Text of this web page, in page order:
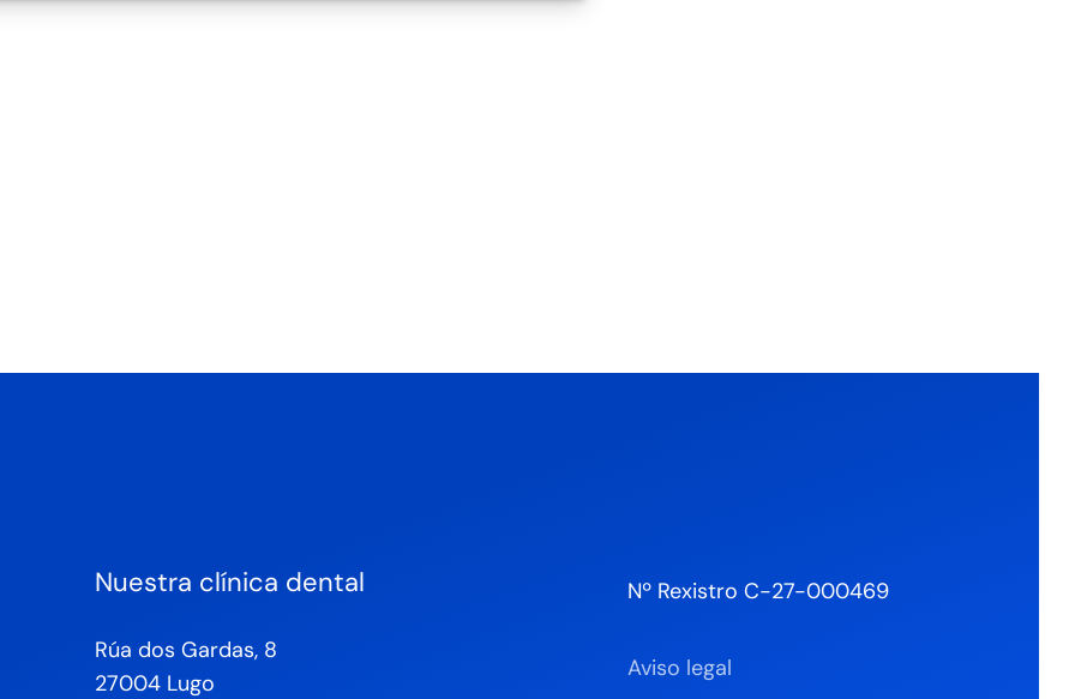
Nuestra clínica dental
Rúa dos Gardas, 8
27004 Lugo
Nº Rexistro C-27-000469
Aviso legal